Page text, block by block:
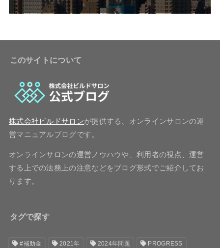
このサイトについて
株式会社ビルドサロンが提供する、オンラインサロンの運
営マニュアルブログです。
オンラインサロンの運営ノウハウや、利用者の視点、運営
する上での法務上の注意などをブログ形式でご紹介してお
ります。
タグで探す
#補助金 2021年 2024年問題 PROGRESS